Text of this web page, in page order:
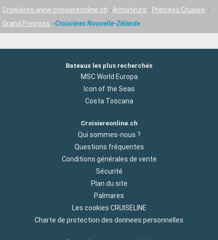
Croisières www.croisiereonline.ch Armateurs
Princess Cruises
Grand Princess
Croisières Nouvelle-Zélande
Bateaux les plus recherchés
MSC World Europa
Icon of the Seas
Costa Toscana
Croisiereonline.ch
Qui sommes-nous ?
Questions fréquentes
Conditions générales de vente
Sécurité
Plan du site
Palmares
Les cookies CRUISELINE
Charte de protection des donnees personnelles